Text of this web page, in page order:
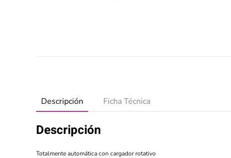
Descripción Ficha Técnica
Descripción
Totalmente automática con cargador rotativo